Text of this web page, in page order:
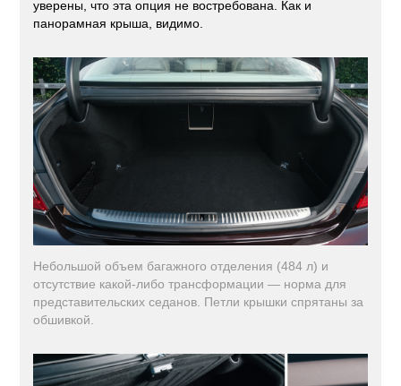
уверены, что эта опция не востребована. Как и
панорамная крыша, видимо.
Небольшой объем багажного отделения (484 л) и
отсутствие какой-либо трансформации — норма для
представительских седанов. Петли крышки спрятаны за
обшивкой.